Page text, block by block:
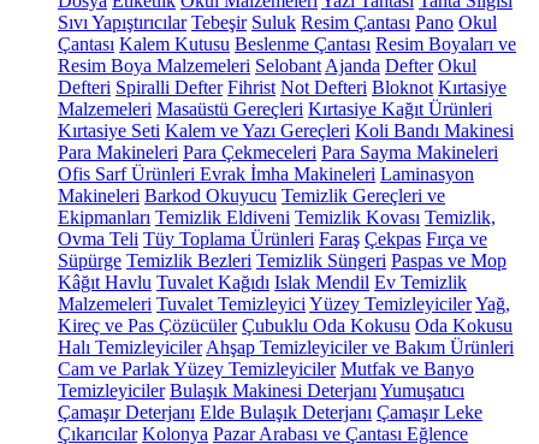
Sıvı Yapıştırıcılar Tebeşir Suluk Resim Çantası Pano Okul
Çantası Kalem Kutusu Beslenme Çantası Resim Boyaları ve
Resim Boya Malzemeleri Selobant Ajanda Defter Okul
Defteri Spiralli Defter Fihrist Not Defteri Bloknot Kırtasiye
Malzemeleri Masaüstü Gereçleri Kırtasiye Kağıt Ürünleri
Kırtasiye Seti Kalem ve Yazı Gereçleri Koli Bandı Makinesi
Para Makineleri Para Çekmeceleri Para Sayma Makineleri
Ofis Sarf Ürünleri Evrak İmha Makineleri Laminasyon
Makineleri Barkod Okuyucu Temizlik Gereçleri ve
Ekipmanları Temizlik Eldiveni Temizlik Kovası Temizlik,
Ovma Teli Tüy Toplama Ürünleri Faraş Çekpas Fırça ve
Süpürge Temizlik Bezleri Temizlik Süngeri Paspas ve Mop
Kâğıt Havlu Tuvalet Kağıdı Islak Mendil Ev Temizlik
Malzemeleri Tuvalet Temizleyici Yüzey TemizleyicilerYağ,
Kireç ve Pas Çözücüler Çubuklu Oda Kokusu Oda Kokusu
Halı Temizleyiciler Ahşap Temizleyiciler ve Bakım Ürünleri
Cam ve Parlak Yüzey Temizleyiciler Mutfak ve Banyo
Temizleyiciler Bulaşık Makinesi Deterjanı Yumuşatıcı
Çamaşır Deterjanı Elde Bulaşık Deterjanı Çamaşır Leke
Çıkarıcılar Kolonya Pazar Arabası ve Çantası Eğlence